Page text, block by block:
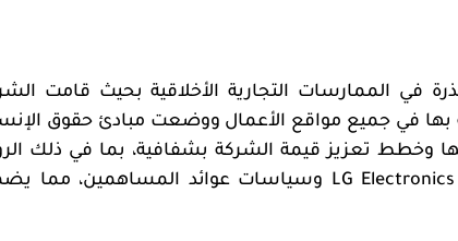
في الممارسات التجارية الأخلاقية بحيث قامت
بها في جميع مواقع الأعمال ووضعت مبادئ حقوق
وخطط تعزيز قيمة الشركة بشفافية، بما في ذلك
LG وسياسات عوائد المساهمين، مما